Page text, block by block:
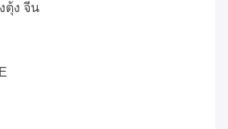
ตุ้ง จีน